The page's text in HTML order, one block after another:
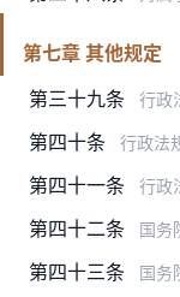
第七章 其他规定
第三十九条
行政法规的名称
第四十条 行政法规根据内容需要，可
第四十一条 行政法规明确要求
第四十二条 国务院可以根据
第四十三条 国务院法治部门应